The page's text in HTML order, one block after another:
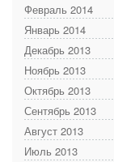
Февраль 2014
Январь 2014
Декабрь 2013
Ноябрь 2013
Октябрь 2013
Сентябрь 2013
Август 2013
Июль 2013